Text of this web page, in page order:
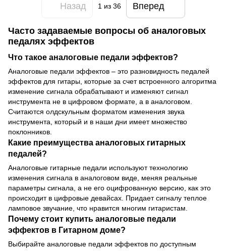
Назад 1из 36 Вперед
Часто задаваемые вопросы об аналоговых
педалях эффектов
Что такое аналоговые педали эффектов?
Аналоговые педали эффектов – это разновидность педалей
эффектов для гитары, которые за счет встроенного алгоритма
изменение сигнала обрабатывают и изменяют сигнал
инструмента не в цифровом формате, а в аналоговом.
Считаются олдскульным форматом изменения звука
инструмента, который и в наши дни имеет множество
поклонников.
Какие преимущества аналоговых гитарных
педалей?
Аналоговые гитарные педали используют технологию
изменения сигнала в аналоговом виде, меняя реальные
параметры сигнала, а не его оцифрованную версию, как это
происходит в цифровые девайсах. Придает сигналу теплое
ламповое звучание, что нравится многим гитаристам.
Почему стоит купить аналоговые педали
эффектов в Гитарном доме?
Выбирайте аналоговые педали эффектов по доступным